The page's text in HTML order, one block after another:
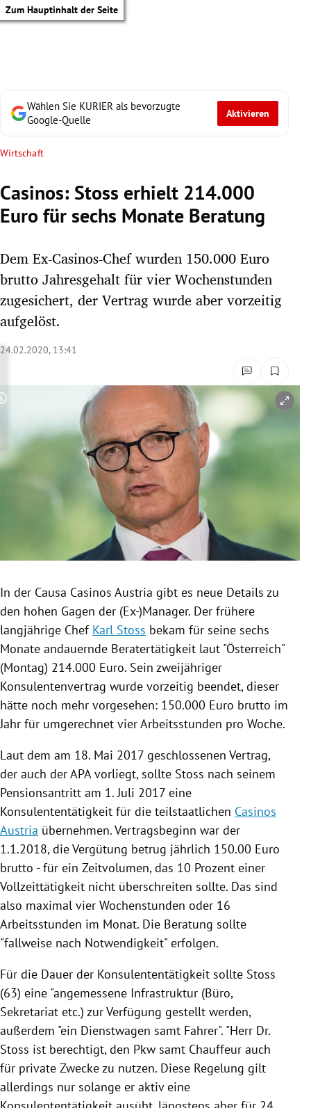
Zum Hauptinhalt der Seite
Untermenü
Untermenü
Untermenü
Untermenü
Untermenü
Untermenü
Untermenü
Untermenü
Untermenü
Wählen Sie KURIER als bevorzugte
Google-Quelle
Aktivieren
Wirtschaft
Casinos: Stoss erhielt 214.000
Euro für sechs Monate Beratung
Dem Ex-Casinos-Chef wurden 150.000 Euro
brutto Jahresgehalt für vier Wochenstunden
zugesichert, der Vertrag wurde aber vorzeitig
aufgelöst.
24.02.2020, 13:41
Copyright-Hinweis öffnen/schließen
In der Causa Casinos Austria gibt es neue Details zu
den hohen Gagen der (Ex-)Manager. Der frühere
langjährige Chef Karl Stoss bekam für seine sechs
Monate andauernde Beratertätigkeit laut "Österreich"
(Montag) 214.000 Euro. Sein zweijähriger
Konsulentenvertrag wurde vorzeitig beendet, dieser
hätte noch mehr vorgesehen: 150.000 Euro brutto im
Jahr für umgerechnet vier Arbeitsstunden pro Woche.
Laut dem am 18. Mai 2017 geschlossenen Vertrag,
der auch derAPAvorliegt, sollte Stoss nach seinem
Pensionsantritt am 1. Juli 2017 eine
Konsulententätigkeit für die teilstaatlichen Casinos
Austria übernehmen. Vertragsbeginn war der
1.1.2018, die Vergütung betrug jährlich 150.00 Euro
brutto - für ein Zeitvolumen, das 10 Prozent einer
Vollzeittätigkeit nicht überschreiten sollte. Das sind
also maximal vier Wochenstunden oder 16
Arbeitsstunden im Monat. Die Beratung sollte
"fallweise nach Notwendigkeit" erfolgen.
Für die Dauer der Konsulententätigkeit sollte Stoss
(63) eine "angemessene Infrastruktur (Büro,
Sekretariat etc.) zur Verfügung gestellt werden,
außerdem "ein Dienstwagen samt Fahrer". "Herr Dr.
Stoss ist berechtigt, den Pkw samt Chauffeur auch
für private Zwecke zu nutzen. Diese Regelung gilt
allerdings nur solange er aktiv eine